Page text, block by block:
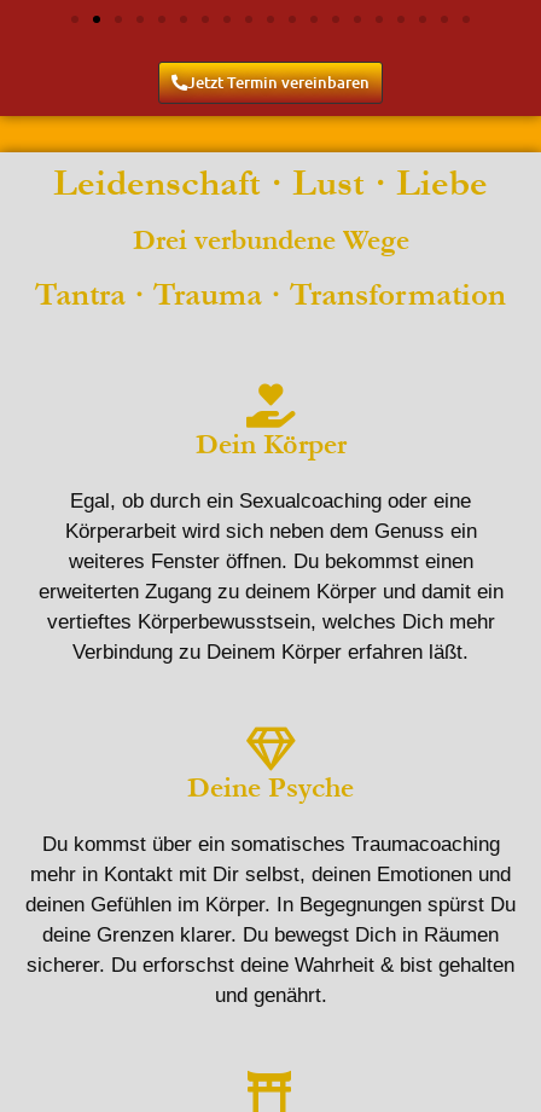
Jetzt Termin vereinbaren
Leidenschaft · Lust · Liebe
Drei verbundene Wege
Tantra · Trauma · Transformation
Dein Körper
Egal, ob durch ein Sexualcoaching oder eine
Körperarbeit wird sich neben dem Genuss ein
weiteres Fenster öffnen. Du bekommst einen
erweiterten Zugang zu deinem Körper und damit ein
vertieftes Körperbewusstsein, welches Dich mehr
Verbindung zu Deinem Körper erfahren läßt.
Deine Psyche
Du kommst über ein somatisches Traumacoaching
mehr in Kontakt mit Dir selbst, deinen Emotionen und
deinen Gefühlen im Körper. In Begegnungen spürst Du
deine Grenzen klarer. Du bewegst Dich in Räumen
sicherer. Du erforschst deine Wahrheit & bist gehalten
und genährt.